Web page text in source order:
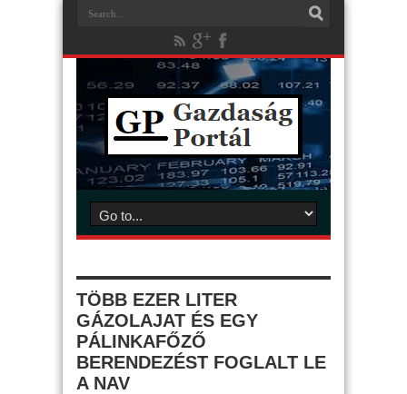
TÖBB EZER LITER
GÁZOLAJAT ÉS EGY
PÁLINKAFŐZŐ
BERENDEZÉST FOGLALT LE
A NAV